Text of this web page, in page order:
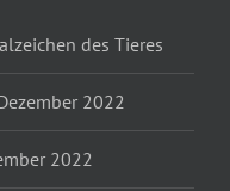
des Tieres
2022
2022